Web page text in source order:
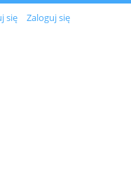
się Zaloguj się